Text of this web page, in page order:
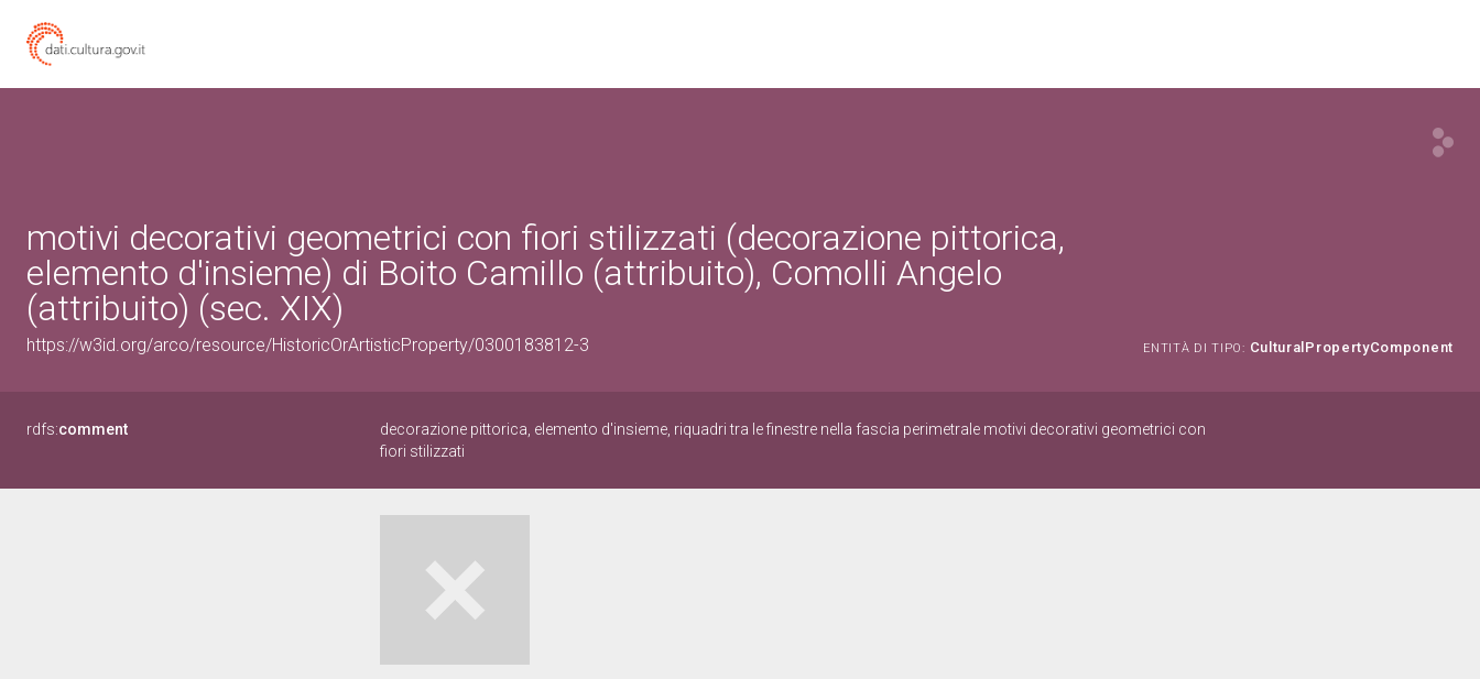
motivi decorativi geometrici con fiori stilizzati (decorazione pittorica,
elemento d'insieme) di Boito Camillo (attribuito), Comolli Angelo
(attribuito) (sec. XIX)
https://w3id.org/arco/resource/HistoricOrArtisticProperty/0300183812-3 ENTITÀ DI TIPO: CulturalPropertyComponent
rdfs:comment
decorazione pittorica, elemento d'insieme, riquadri tra le finestre nella fascia perimetrale motivi decorativi geometrici con
fiori stilizzati